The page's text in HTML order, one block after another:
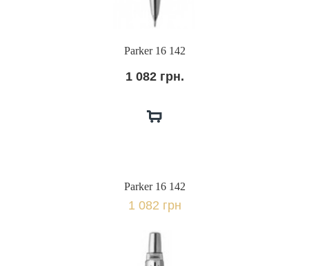
Parker 16 142
1 082 грн.
Parker 16 142
1 082 грн